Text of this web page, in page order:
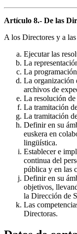
Artículo 8.- De las
A los Directores y a
Ejecutar las
La
La
La organización
archivos de
La resolución de
La tramitación
La tramitación
Definir en su
euskera en
lingüística.
Establecer e
continua del
pública y en las
Definir en su
objetivos,
la Dirección de
Las
Directoras.